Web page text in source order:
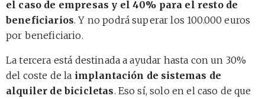
el caso de empresas y el 40% para el resto de
beneficiarios. Y no podrá superar los 100.000 euros
por beneficiario.
La tercera está destinada a ayudar hasta con un 30%
del coste de la implantación de sistemas de
alquiler de bicicletas. Eso sí, solo en el caso de que